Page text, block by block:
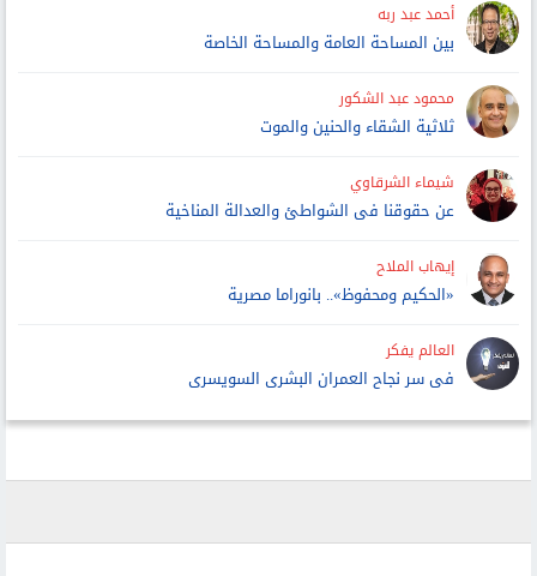
أحمد عبد ربه
بين المساحة العامة والمساحة الخاصة
محمود عبد الشكور
ثلاثية الشقاء والحنين والموت
شيماء الشرقاوي
عن حقوقنا فى الشواطئ والعدالة المناخية
إيهاب الملاح
«الحكيم ومحفوظ».. بانوراما مصرية
العالم يفكر
فى سر نجاح العمران البشرى السويسرى